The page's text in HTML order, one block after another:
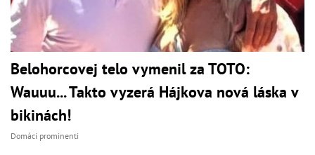
Belohorcovej telo vymenil za TOTO:
Wauuu... Takto vyzerá Hájkova nová láska v
bikinách!
Domáci prominenti